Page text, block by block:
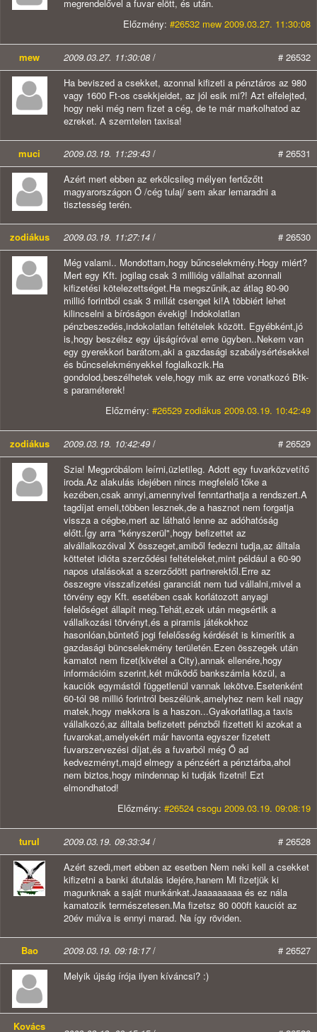
megrendelővel a fuvar elött, és után.
Előzmény: #26532 mew 2009.03.27. 11:30:08
mew 2009.03.27. 11:30:08 /
# 26532
Ha beviszed a csekket, azonnal kifizeti a pénztáros az 980
vagy 1600 Ft-os csekkjeidet, az jól esik mi?! Azt elfelejted,
hogy neki még nem fizet a cég, de te már markolhatod az
ezreket. A szemtelen taxisa!
muci 2009.03.19. 11:29:43 /
# 26531
Azért mert ebben az erkölcsileg mélyen fertőzőtt
magyarországon Ő /cég tulaj/ sem akar lemaradni a
tisztesség terén.
zodiákus 2009.03.19. 11:27:14 /
# 26530
Még valami.. Mondottam,hogy bűncselekmény.Hogy miért?
Mert egy Kft. jogilag csak 3 millióig vállalhat azonnali
kifizetési kötelezettséget.Ha megszűnik,az átlag 80-90
millió forintból csak 3 millát csenget ki!A többiért lehet
kilincselni a bíróságon évekig! Indokolatlan
pénzbeszedés,indokolatlan feltételek között. Egyébként,jó
is,hogy beszélsz egy újságíróval eme ügyben..Nekem van
egy gyerekkori barátom,aki a gazdasági szabálysértésekkel
és bűncselekményekkel foglalkozik.Ha
gondolod,beszélhetek vele,hogy mik az erre vonatkozó Btk-
s paraméterek!
Előzmény: #26529 zodiákus 2009.03.19. 10:42:49
zodiákus 2009.03.19. 10:42:49 /
# 26529
Szia! Megpróbálom leírni,üzletileg. Adott egy fuvarközvetítő
iroda.Az alakulás idejében nincs megfelelő tőke a
kezében,csak annyi,amennyivel fenntarthatja a rendszert.A
tagdíjat emeli,többen lesznek,de a hasznot nem forgatja
vissza a cégbe,mert az látható lenne az adóhatóság
előtt.Így arra "kényszerül",hogy befizettet az
alvállalkozóival X összeget,amiből fedezni tudja,az álltala
köttetet idióta szerződési feltételeket,mint például a 60-90
napos utalásokat a szerződött partnerektől.Erre az
összegre visszafizetési garanciát nem tud vállalni,mivel a
törvény egy Kft. esetében csak korlátozott anyagi
felelőséget állapít meg.Tehát,ezek után megsértik a
vállalkozási törvényt,és a piramis játékokhoz
hasonlóan,büntető jogi felelősség kérdését is kimerítik a
gazdasági büncselekmény területén.Ezen összegek után
kamatot nem fizet(kivétel a City),annak ellenére,hogy
információim szerint,két működő bankszámla közül, a
kauciók egymástól függetlenül vannak lekötve.Esetenként
60-tól 98 millió forintról beszélünk,amelyhez nem kell nagy
matek,hogy mekkora is a haszon...Gyakorlatilag,a taxis
vállalkozó,az álltala befizetett pénzből fizetteti ki azokat a
fuvarokat,amelyekért már havonta egyszer fizetett
fuvarszervezési díjat,és a fuvarból még Ő ad
kedvezményt,majd elmegy a pénzéért a pénztárba,ahol
nem biztos,hogy mindennap ki tudják fizetni! Ezt
elmondhatod!
Előzmény: #26524 csogu 2009.03.19. 09:08:19
turul 2009.03.19. 09:33:34 /
# 26528
Azért szedi,mert ebben az esetben Nem neki kell a csekket
kifizetni a banki átutalás idejére,hanem Mi fizetjük ki
magunknak a saját munkánkat.Jaaaaaaaaa és ez nála
kamatozik természetesen.Ma fizetsz 80 000ft kauciót az
20év múlva is ennyi marad. Na így röviden.
Bao 2009.03.19. 09:18:17/
# 26527
Melyik újság írója ilyen kíváncsi? :)
Kovács